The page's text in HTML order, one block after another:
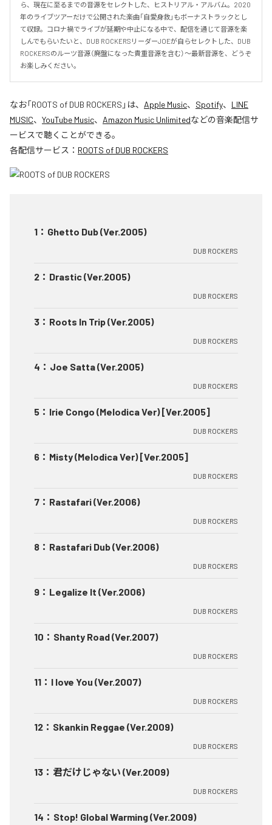
ら、現在に至るまでの音源をセレクトした、ヒストリアル・アルバム。2020
年のライブツアーだけで公開された楽曲「自愛身救」もボーナストラックとし
て収録。コロナ禍でライブが延期や中止になる中で、配信を通じて音源を楽
しんでもらいたいと、DUB ROCKERSリーダーJOEが自らセレクトした、DUB
ROCKERSのルーツ音源（廃盤になった貴重音源を含む）～最新音源を、どうぞ
お楽しみください。
なお「ROOTS of DUB ROCKERS 」は、 Apple Music、 Spotify、 LINE
MUSIC、 YouTube Music、 Amazon Music Unlimitedなどの音楽配信サ
ービスで聴くことができる。
各配信サービス： ROOTS of DUB ROCKERS
1 ： Ghetto Dub (Ver.2005)
DUB ROCKERS
2 ： Drastic (Ver.2005)
DUB ROCKERS
3 ： Roots In Trip (Ver.2005)
DUB ROCKERS
4 ： Joe Satta (Ver.2005)
DUB ROCKERS
5 ： Irie Congo (Melodica Ver) [Ver.2005]
DUB ROCKERS
6 ： Misty (Melodica Ver) [Ver.2005]
DUB ROCKERS
7 ： Rastafari (Ver.2006)
DUB ROCKERS
8 ： Rastafari Dub (Ver.2006)
DUB ROCKERS
9 ： Legalize It (Ver.2006)
DUB ROCKERS
10 ： Shanty Road (Ver.2007)
DUB ROCKERS
11 ： I love You (Ver.2007)
DUB ROCKERS
12 ： Skankin Reggae (Ver.2009)
DUB ROCKERS
13 ： 君だけじゃない (Ver.2009)
DUB ROCKERS
14 ： Stop! Global Warming (Ver.2009)